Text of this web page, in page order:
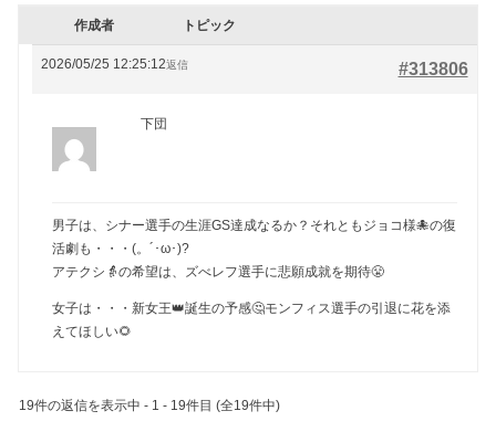
作成者 トピック
2026/05/25 12:25:12 #313806
返信
下団
男子は、シナー選手の生涯GS達成なるか？それともジョコ様🐙の復
活劇も・・・(。´･ω･)?
アテクシ👵の希望は、ズべレフ選手に悲願成就を期待😤
女子は・・・新女王👑誕生の予感🤔モンフィス選手の引退に花を添
えてほしい🌻
19件の返信を表示中 - 1 - 19件目 (全19件中)